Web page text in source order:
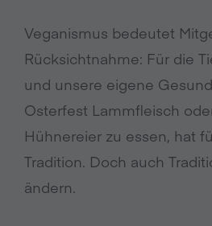
Veganismus bedeutet
Rücksichtnahme: Für die
und unsere eigene
Osterfest Lammfleisch
Hühnereier zu essen, hat
Tradition. Doch auch
ändern.